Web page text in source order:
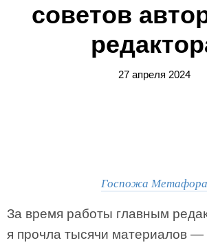
советов
27 апреля 2024
Госпожа Метафора
За время работы главным
я прочла тысячи материалов —